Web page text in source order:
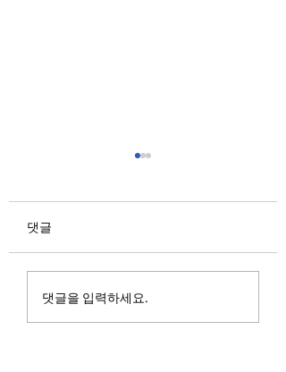
댓글
댓글을 입력하세요.